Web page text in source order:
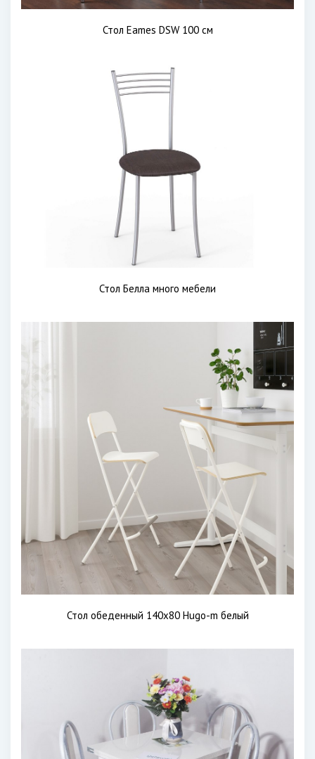
Стол Eames DSW 100 см
Стол Белла много мебели
Стол обеденный 140х80 Hugo-m белый